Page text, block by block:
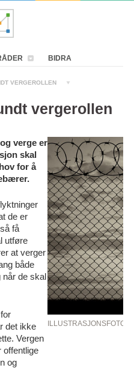
BIDRA
VERGEROLLEN
vergerollen
ILLUSTRASJONSFOTO:
verge er
skal
for å
de er
få
utføre
at verger
både
når de skal
det ikke
Vergen
offentlige
og